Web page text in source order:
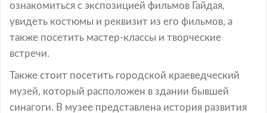
ознакомиться с экспозицией фильмов Гайдая,
увидеть костюмы и реквизит из его фильмов, а
также посетить мастер-классы и творческие
встречи.
Также стоит посетить городской краеведческий
музей, который расположен в здании бывшей
синагоги. В музее представлена история развития